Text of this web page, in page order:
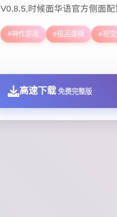
V0.8.5,时候面华语官方侧面配
#神作游戏 #极品建模 #视
高速下载 免费完整版